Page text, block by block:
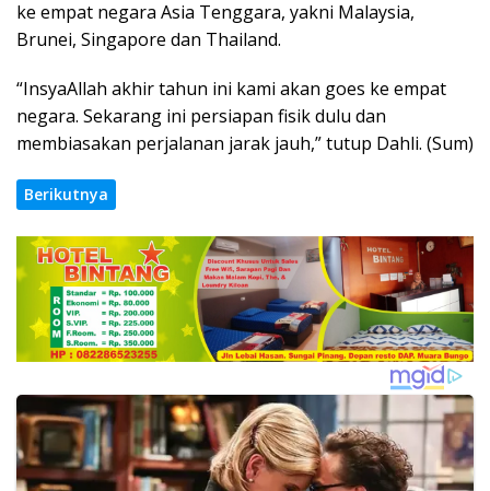
ke empat negara Asia Tenggara, yakni Malaysia,
Brunei, Singapore dan Thailand.
“InsyaAllah akhir tahun ini kami akan goes ke empat
negara. Sekarang ini persiapan fisik dulu dan
membiasakan perjalanan jarak jauh,” tutup Dahli. (Sum)
Berikutnya